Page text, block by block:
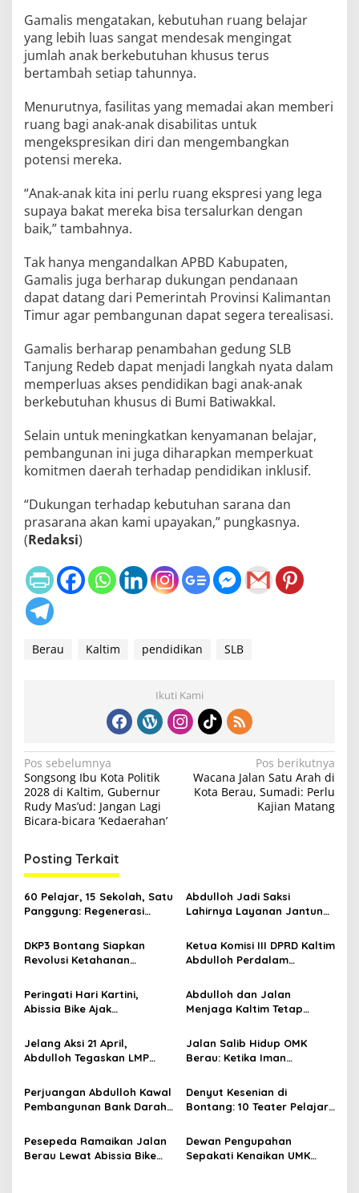
Gamalis mengatakan, kebutuhan ruang belajar
yang lebih luas sangat mendesak mengingat
jumlah anak berkebutuhan khusus terus
bertambah setiap tahunnya.
Menurutnya, fasilitas yang memadai akan memberi
ruang bagi anak-anak disabilitas untuk
mengekspresikan diri dan mengembangkan
potensi mereka.
“Anak-anak kita ini perlu ruang ekspresi yang lega
supaya bakat mereka bisa tersalurkan dengan
baik,” tambahnya.
Tak hanya mengandalkan APBD Kabupaten,
Gamalis juga berharap dukungan pendanaan
dapat datang dari Pemerintah Provinsi Kalimantan
Timur agar pembangunan dapat segera terealisasi.
Gamalis berharap penambahan gedung SLB
Tanjung Redeb dapat menjadi langkah nyata dalam
memperluas akses pendidikan bagi anak-anak
berkebutuhan khusus di Bumi Batiwakkal.
Selain untuk meningkatkan kenyamanan belajar,
pembangunan ini juga diharapkan memperkuat
komitmen daerah terhadap pendidikan inklusif.
“Dukungan terhadap kebutuhan sarana dan
prasarana akan kami upayakan,” pungkasnya.
(Redaksi)
Berau Kaltim pendidikan SLB
Ikuti Kami
N
a
v
g
a
s
p
o
s
Pos sebelumnya
Songsong Ibu Kota Politik
2028 di Kaltim, Gubernur
Rudy Mas’ud: Jangan Lagi
Bicara-bicara ‘Kedaerahan’
Pos berikutnya
Wacana Jalan Satu Arah di
Kota Berau, Sumadi: Perlu
Kajian Matang
Posting Terkait
60 Pelajar, 15 Sekolah, Satu
Panggung: Regenerasi
Jalannya
Abdulloh Jadi Saksi
Lahirnya Layanan Jantung
Jawaban Kebutuhan
Rakyat
DKP3 Bontang Siapkan
Revolusi Ketahanan
Smartani Jadi Senjata
Ketua Komisi III DPRD Kaltim
Abdulloh Perdalam
Bangku Doktoral
Peringati Hari Kartini,
Abissia Bike Ajak
Sambil Berkebaya
Abdulloh dan Jalan
Menjaga Kaltim Tetap
Gelombang Aksi 21 April
Jelang Aksi 21 April,
Abdulloh Tegaskan LMP
Kondusifitas Bersama TNI-
Polri
Jalan Salib Hidup OMK
Berau: Ketika Iman
Panggung
Perjuangan Abdulloh Kawal
Pembangunan Bank Darah
Kesehatan Warga Utama
Denyut Kesenian di
Bontang: 10 Teater Pelajar
Proses Bernama AKSARA
Pesepeda Ramaikan Jalan
Berau Lewat Abissia Bike
Dewan Pengupahan
Sepakati Kenaikan UMK